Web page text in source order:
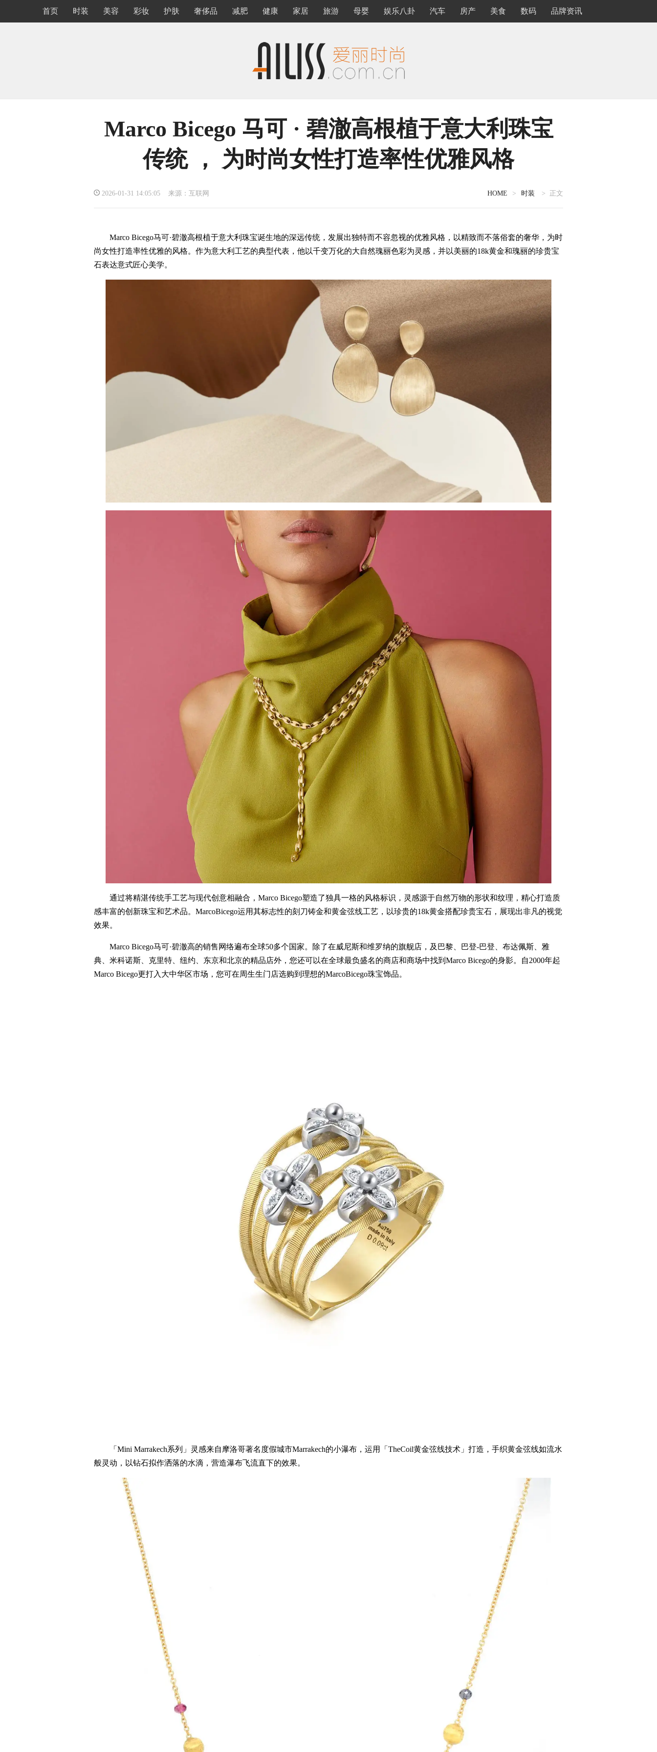
首页 时装 美容 彩妆 护肤 奢侈品 减肥 健康 家居 旅游 母婴 娱乐八卦 汽车 房产 美食 数码 品牌资讯
Marco Bicego 马可 · 碧澈高根植于意大利珠宝
传统 ， 为时尚女性打造率性优雅风格
2026-01-31 14:05:05 来源：互联网 HOME > 时装 > 正文
Marco Bicego马可·碧澈高根植于意大利珠宝诞生地的深远传统，发展出独特而不容忽视的优雅风格，以精致而不落俗套的奢华，为时
尚女性打造率性优雅的风格。作为意大利工艺的典型代表，他以千变万化的大自然瑰丽色彩为灵感，并以美丽的18k黄金和瑰丽的珍贵宝
石表达意式匠心美学。
通过将精湛传统手工艺与现代创意相融合，Marco Bicego塑造了独具一格的风格标识，灵感源于自然万物的形状和纹理，精心打造质
感丰富的创新珠宝和艺术品。MarcoBicego运用其标志性的刻刀铸金和黄金弦线工艺，以珍贵的18k黄金搭配珍贵宝石，展现出非凡的视觉
效果。
Marco Bicego马可·碧澈高的销售网络遍布全球50多个国家。除了在威尼斯和维罗纳的旗舰店，及巴黎、巴登-巴登、布达佩斯、雅
典、米科诺斯、克里特、纽约、东京和北京的精品店外，您还可以在全球最负盛名的商店和商场中找到Marco Bicego的身影。自2000年起
Marco Bicego更打入大中华区市场，您可在周生生门店选购到理想的MarcoBicego珠宝饰品。
「Mini Marrakech系列」灵感来自摩洛哥著名度假城市Marrakech的小瀑布，运用「TheCoil黄金弦线技术」打造，手织黄金弦线如流水
般灵动，以钻石拟作洒落的水滴，营造瀑布飞流直下的效果。